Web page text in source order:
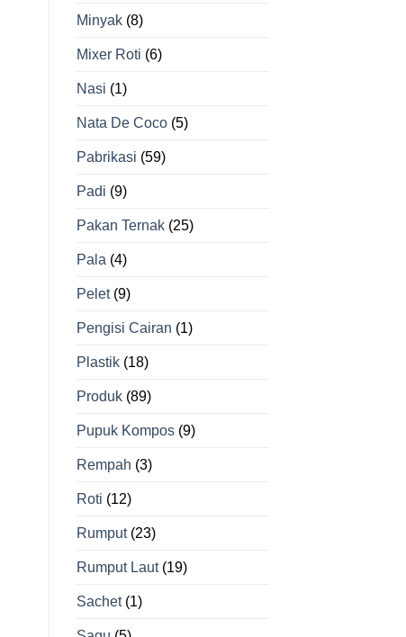
Minyak (8)
Mixer Roti (6)
Nasi (1)
Nata De Coco (5)
Pabrikasi (59)
Padi (9)
Pakan Ternak (25)
Pala (4)
Pelet(9)
Pengisi Cairan (1)
Plastik (18)
Produk (89)
Pupuk Kompos (9)
Rempah (3)
Roti (12)
Rumput(23)
Rumput Laut(19)
Sachet(1)